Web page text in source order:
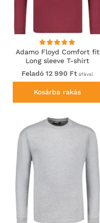
Adamo Floyd Comfort fit
Long sleeve T-shirt
Burgundy
Feladó 12 990 Ft áfával
Kosárba rakás